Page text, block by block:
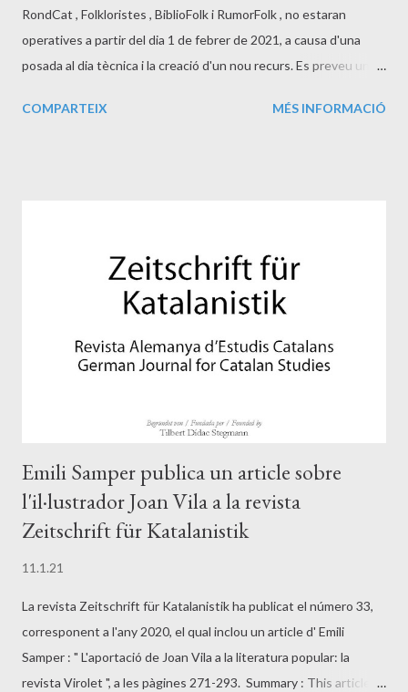
RondCat , Folkloristes , BiblioFolk i RumorFolk , no estaran
operatives a partir del dia 1 de febrer de 2021, a causa d'una
posada al dia tècnica i la creació d'un nou recurs. Es preveu una
informats puntualment. Esperem que aquest període de
COMPARTEIX MÉS INFORMACIÓ
Emili Samper publica un article sobre
l'il·lustrador Joan Vila a la revista
Zeitschrift für Katalanistik
11.1.21
La revista Zeitschrift für Katalanistik ha publicat el número 33,
corresponent a l'any 2020, el qual inclou un article d' Emili
Samper : " L'aportació de Joan Vila a la literatura popular: la
revista Virolet ", a les pàgines 271-293. Summary : This article